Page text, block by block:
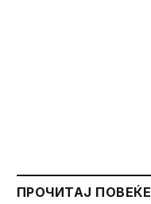
ПРОЧИТАЈ ПОВЕЌЕ